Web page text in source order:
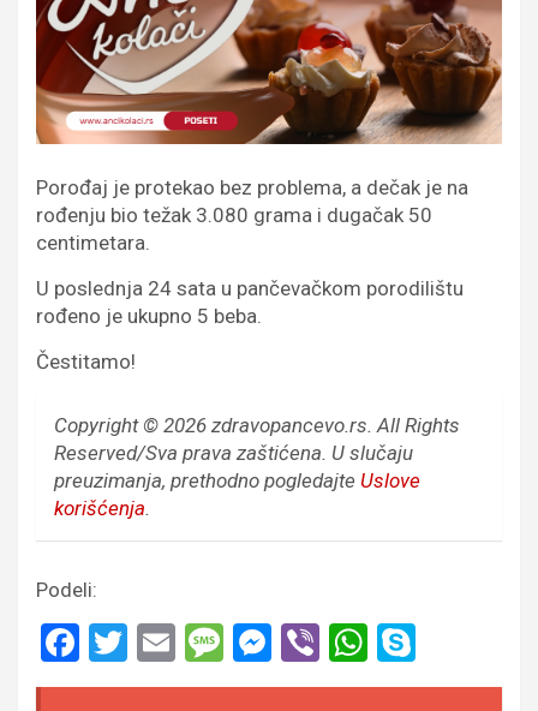
Porođaj je protekao bez problema, a dečak je na
rođenju bio težak 3.080 grama i dugačak 50
centimetara.
U poslednja 24 sata u pančevačkom porodilištu
rođeno je ukupno 5 beba.
Čestitamo!
Copyright © 2026 zdravopancevo.rs. All Rights
Reserved/Sva prava zaštićena. U slučaju
preuzimanja, prethodno pogledajte Uslove
korišćenja.
Podeli:
F
a
T
wi
E
m
M
es
M
es
Vi
b
W
h
ky